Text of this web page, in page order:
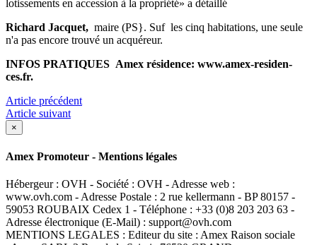
lotissements en acces­sion à la propriété» a détaillé
Richard Jacquet, maire (PS}. Suf les cinq habitations, une seule
n'a pas encore trouvé un acquéreur.
INFOS PRATIQUES Amex résidence: www.amex-residen­
ces.fr.
Article précédent
Article suivant
×
Amex Promoteur - Mentions légales
Hébergeur : OVH - Société : OVH - Adresse web :
www.ovh.com - Adresse Postale : 2 rue kellermann - BP 80157 -
59053 ROUBAIX Cedex 1 - Téléphone : +33 (0)8 203 203 63 -
Adresse électronique (E-Mail) : support@ovh.com
MENTIONS LEGALES : Editeur du site : Amex Raison sociale